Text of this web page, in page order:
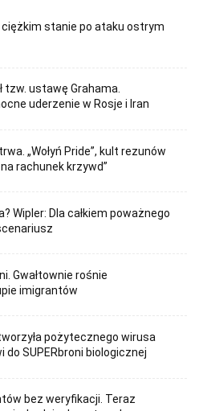
ciężkim stanie po ataku ostrym
tzw. ustawę Grahama.
uderzenie w Rosje i Iran
„Wołyń Pride”, kult rezunów
rachunek krzywd”
Wipler: Dla całkiem poważnego
Gwałtownie rośnie
imigrantów
pożytecznego wirusa
SUPERbroni biologicznej
bez weryfikacji. Teraz